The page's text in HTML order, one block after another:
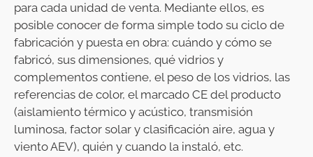
para cada unidad de venta. Mediante ellos, es
posible conocer de forma simple todo su ciclo de
fabricación y puesta en obra: cuándo y cómo se
fabricó, sus dimensiones, qué vidrios y
complementos contiene, el peso de los vidrios, las
referencias de color, el marcado CE del producto
(aislamiento térmico y acústico, transmisión
luminosa, factor solar y clasificación aire, agua y
viento AEV), quién y cuando la instaló, etc.